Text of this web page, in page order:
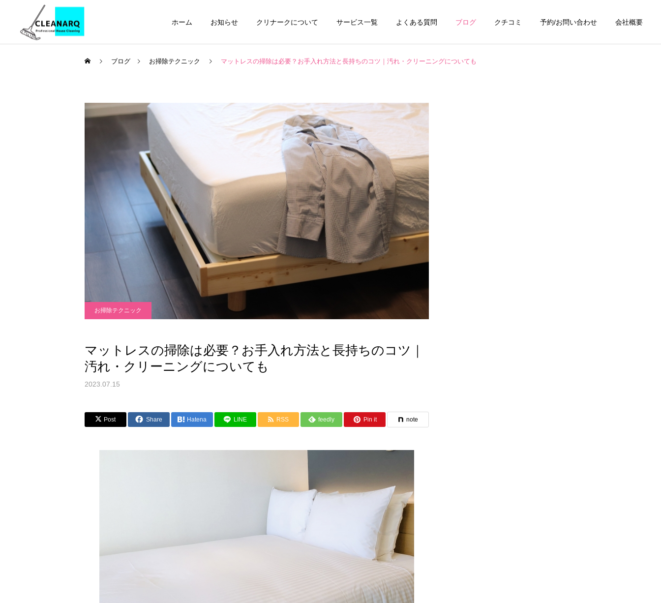
ホーム お知らせ クリナークについて サービス一覧 よくある質問 ブログ クチコミ 予約/お問い合わせ 会社概要
引っ越し前後まるごと
セット
チタンコーティング エアコンクリーニング
レンジフードクリーニ
キッチンクリーニング 洗濯機クリーニング
ハウスクリーニング
年1回は必ず掃除したい場
所リスト10選｜放置すると
危険な家の汚れと家庭にあ
る道具でできる掃除方法
お掃除テクニック
水垢が洗剤で落ちない本当
の理由とは？ | 自宅ででき
る簡単掃除から頑固な水垢
対策までご紹介！
ハウスクリーニング
全般
ペット飼育家庭の臭い対策
と毛・汚れの掃除方法｜ハ
ウスクリーニング知識で家
を清潔に保つ
ブログ お掃除テクニック マットレスの掃除は必要？お手入れ方法と長持ちのコツ｜汚れ・クリーニングについても
お掃除テクニック
マットレスの掃除は必要？お手入れ方法と長持ちのコツ｜
汚れ・クリーニングについても
2023.07.15
Post Share Hatena LINE RSS feedly Pin it note